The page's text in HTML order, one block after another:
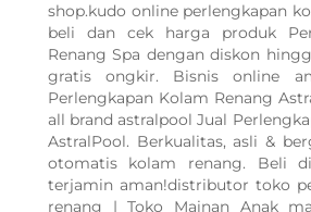
shop.kudo online perlengkapan
beli dan cek harga produk
Renang Spa dengan diskon
gratis ongkir. Bisnis online
Perlengkapan Kolam Renang
all brand astralpool Jual
AstralPool. Berkualitas, asli &
otomatis kolam renang. Beli
terjamin aman!distributor toko
renang | Toko Mainan Anak